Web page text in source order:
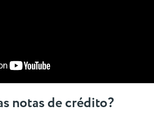
notas de crédito?